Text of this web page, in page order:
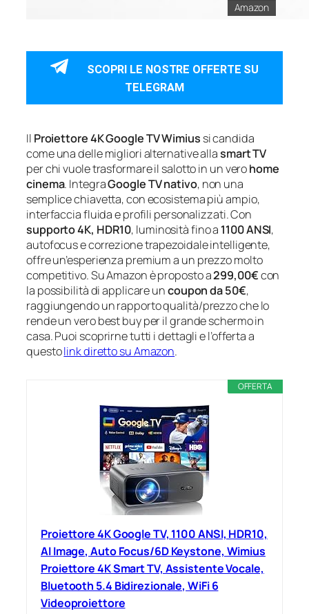
Amazon
SCOPRI LE NOSTRE OFFERTE SU
TELEGRAM
Il Proiettore 4K Google TV Wimius si candida
come una delle migliori alternative allasmart TV
per chi vuole trasformare il salotto in un verohome
cinema. IntegraGoogle TV nativo, non una
semplice chiavetta, con ecosistema più ampio,
interfaccia fluida e profili personalizzati. Con
supporto 4K, HDR10, luminosità fino a 1100 ANSI,
autofocus e correzione trapezoidale intelligente,
offre un’esperienza premium a un prezzo molto
competitivo. Su Amazon è proposto a299,00€con
la possibilità di applicare uncoupon da 50€,
raggiungendo un rapporto qualità/prezzo che lo
rende un vero best buy per il grande schermo in
casa. Puoi scoprirne tutti i dettagli e l’offerta a
questolink diretto su Amazon.
OFFERTA
Proiettore 4K Google TV, 1100 ANSI, HDR10,
AI Image, Auto Focus/6D Keystone, Wimius
Proiettore 4K Smart TV, Assistente Vocale,
Bluetooth 5.4 Bidirezionale, WiFi 6
Videoproiettore